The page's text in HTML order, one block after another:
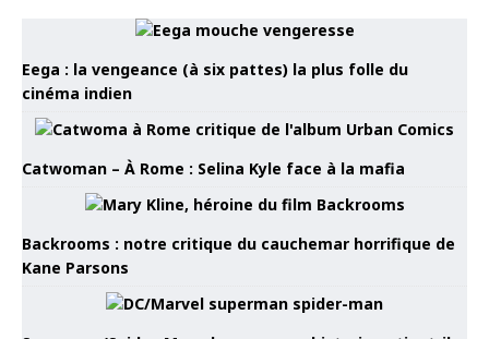
Eega : la vengeance (à six pattes) la plus folle du
cinéma indien
Catwoman – À Rome : Selina Kyle face à la mafia
Backrooms : notre critique du cauchemar horrifique de
Kane Parsons